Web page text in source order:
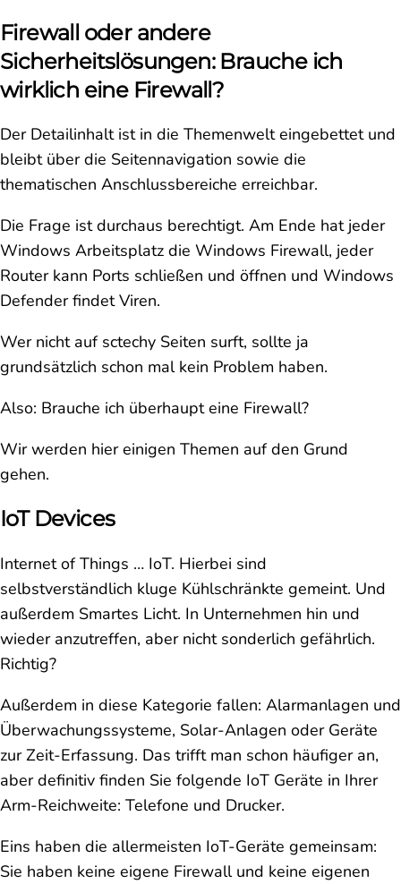
Firewall oder andere
Sicherheitslösungen: Brauche ich
wirklich eine Firewall?
Der Detailinhalt ist in die Themenwelt eingebettet und
bleibt über die Seitennavigation sowie die
thematischen Anschlussbereiche erreichbar.
Die Frage ist durchaus berechtigt. Am Ende hat jeder
Windows Arbeitsplatz die Windows Firewall, jeder
Router kann Ports schließen und öffnen und Windows
Defender findet Viren.
Wer nicht auf sctechy Seiten surft, sollte ja
grundsätzlich schon mal kein Problem haben.
Also: Brauche ich überhaupt eine Firewall?
Wir werden hier einigen Themen auf den Grund
gehen.
IoT Devices
Internet of Things … IoT. Hierbei sind
selbstverständlich kluge Kühlschränkte gemeint. Und
außerdem Smartes Licht. In Unternehmen hin und
wieder anzutreffen, aber nicht sonderlich gefährlich.
Richtig?
Außerdem in diese Kategorie fallen: Alarmanlagen und
Überwachungssysteme, Solar-Anlagen oder Geräte
zur Zeit-Erfassung. Das trifft man schon häufiger an,
aber definitiv finden Sie folgende IoT Geräte in Ihrer
Arm-Reichweite: Telefone und Drucker.
Eins haben die allermeisten IoT-Geräte gemeinsam:
Sie haben keine eigene Firewall und keine eigenen